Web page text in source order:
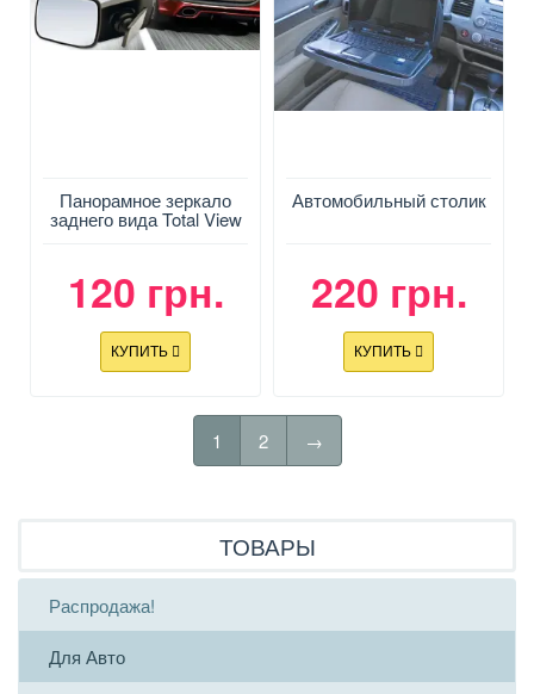
Панорамное зеркало
заднего вида Total View
120 грн.
КУПИТЬ
Автомобильный столик
220 грн.
КУПИТЬ
1 2 →
ТОВАРЫ
Распродажа!
Для Авто